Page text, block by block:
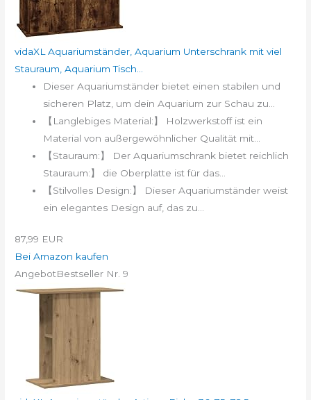
vidaXL Aquariumständer, Aquarium Unterschrank mit viel
Stauraum, Aquarium Tisch...
Dieser Aquariumständer bietet einen stabilen und
sicheren Platz, um dein Aquarium zur Schau zu...
【Langlebiges Material:】 Holzwerkstoff ist ein
Material von außergewöhnlicher Qualität mit...
【Stauraum:】 Der Aquariumschrank bietet reichlich
Stauraum:】 die Oberplatte ist für das...
【Stilvolles Design:】 Dieser Aquariumständer weist
ein elegantes Design auf, das zu...
87,99 EUR
Bei Amazon kaufen
AngebotBestseller Nr. 9